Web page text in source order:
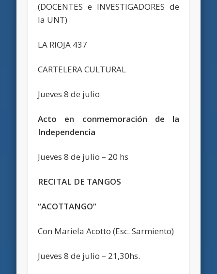
(DOCENTES e INVESTIGADORES de
la UNT)
LA RIOJA 437
CARTELERA CULTURAL
Jueves 8 de julio
Acto en conmemoración de la
Independencia
Jueves 8 de julio – 20 hs
RECITAL DE TANGOS
“ACOTTANGO”
Con Mariela Acotto (Esc. Sarmiento)
Jueves 8 de julio – 21,30hs.